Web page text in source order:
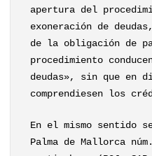
apertura del
exoneración de
de la obligación de
procedimiento
deudas», sin que en
comprendiesen los
En el mismo sentido
Palma de Mallorca